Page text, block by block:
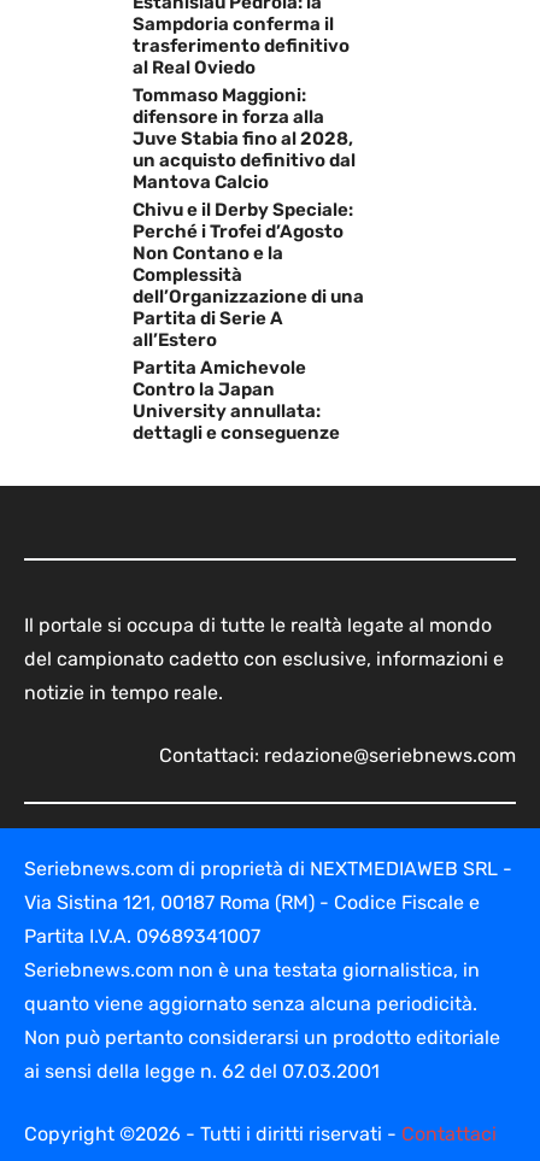
Sampdoria conferma il
trasferimento definitivo
al Real Oviedo
Tommaso Maggioni:
difensore in forza alla
Juve Stabia fino al 2028,
un acquisto definitivo dal
Mantova Calcio
Chivu e il Derby Speciale:
Perché i Trofei d’Agosto
Non Contano e la
Complessità
dell’Organizzazione di una
Partita di Serie A
all’Estero
Partita Amichevole
Contro la Japan
University annullata:
dettagli e conseguenze
Il portale si occupa di tutte le realtà legate al mondo
del campionato cadetto con esclusive, informazioni e
notizie in tempo reale.
Contattaci: redazione@seriebnews.com
Seriebnews.com di proprietà di NEXTMEDIAWEB SRL -
Via Sistina 121, 00187 Roma (RM) - Codice Fiscale e
Partita I.V.A. 09689341007
Seriebnews.com non è una testata giornalistica, in
quanto viene aggiornato senza alcuna periodicità.
Non può pertanto considerarsi un prodotto editoriale
ai sensi della legge n. 62 del 07.03.2001
Copyright ©2026 - Tutti i diritti riservati - Contattaci